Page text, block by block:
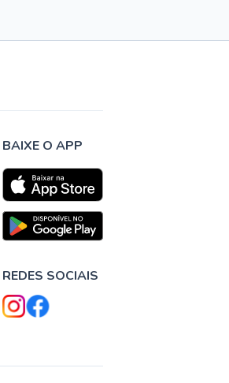
BAIXE O APP
REDES SOCIAIS